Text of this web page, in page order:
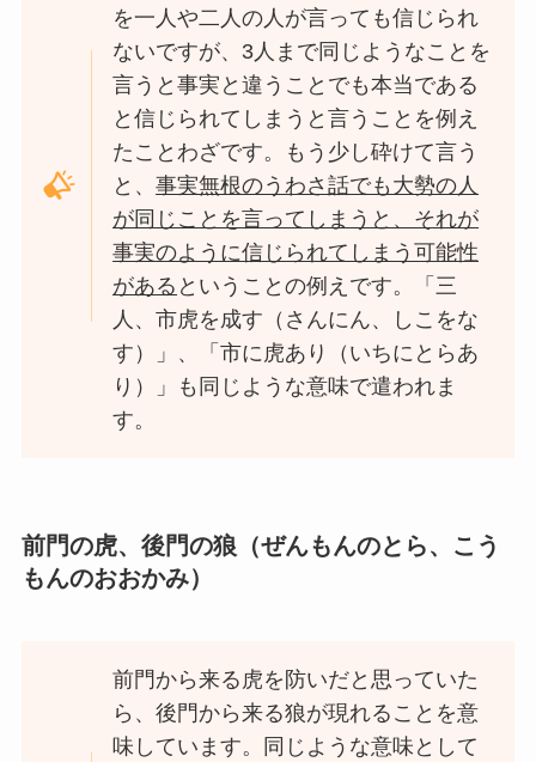
を一人や二人の人が言っても信じられ
ないですが、3人まで同じようなことを
言うと事実と違うことでも本当である
と信じられてしまうと言うことを例え
たことわざです。もう少し砕けて言う
と、事実無根のうわさ話でも大勢の人
が同じことを言ってしまうと、それが
事実のように信じられてしまう可能性
がある ということの例えです。「三
人、市虎を成す（さんにん、しこをな
す）」、「市に虎あり（いちにとらあ
り）」も同じような意味で遣われま
す。
前門の虎、後門の狼（ぜんもんのとら、こう
もんのおおかみ）
前門から来る虎を防いだと思っていた
ら、後門から来る狼が現れることを意
味しています。同じような意味として